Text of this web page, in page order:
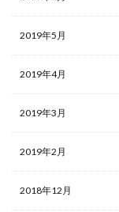
2019年5月
2019年4月
2019年3月
2019年2月
2018年12月